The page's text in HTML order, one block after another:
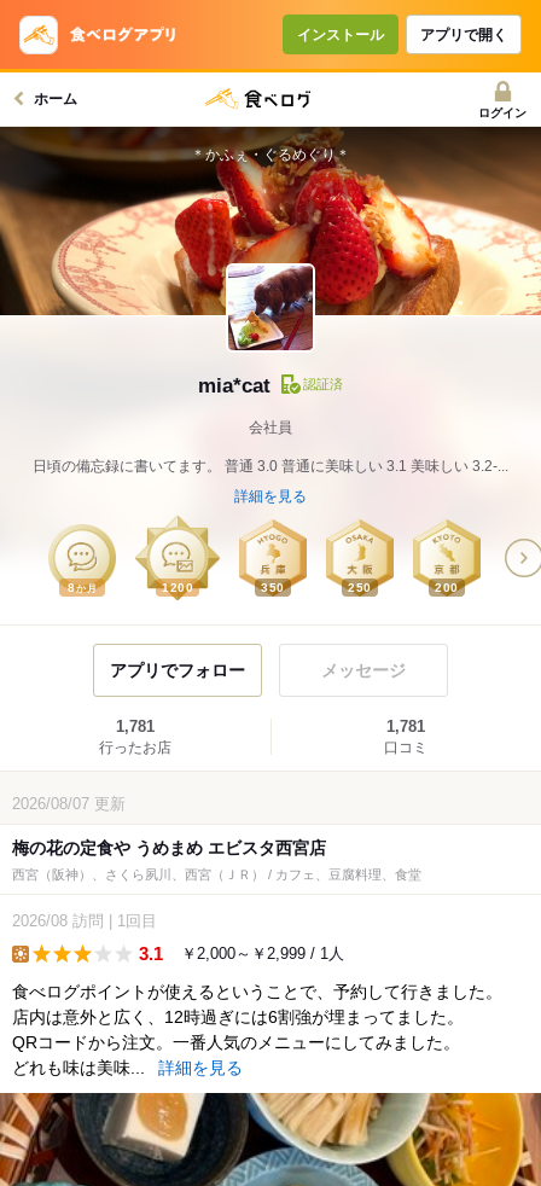
インストール アプリで開く
ホーム
ログイン
mia*cat 認証済
会社員
日頃の備忘録に書いてます。 普通 3.0 普通に美味しい 3.1 美味しい 3.2-...
詳細を見る
8か月 1200 350 250 200
＊かふぇ・ぐるめぐり＊
アプリでフォロー メッセージ
1,781
行ったお店
1,781
口コミ
2026/08/07 更新
梅の花の定食や うめまめ エビスタ西宮店
西宮（阪神）、さくら夙川、西宮（ＪＲ） / カフェ、豆腐料理、食堂
2026/08 訪問 1回目
3.1 ￥2,000～￥2,999 / 1人
食べログポイントが使えるということで、予約して行きました。
店内は意外と広く、12時過ぎには6割強が埋まってました。
QRコードから注文。一番人気のメニューにしてみました。
どれも味は美味...
詳細を見る